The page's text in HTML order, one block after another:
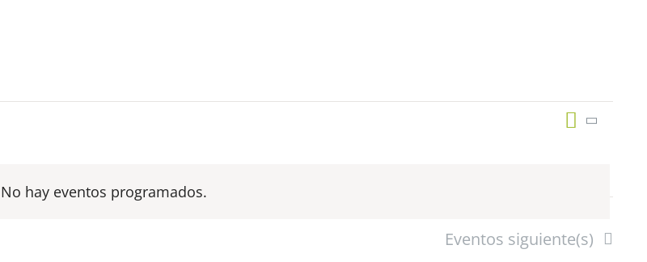
Aviso
No hay eventos programados.
vistas
Lista
Eventos siguiente(s)